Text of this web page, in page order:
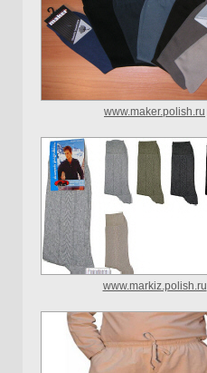
www.maker.polish.ru
www.markiz.polish.ru